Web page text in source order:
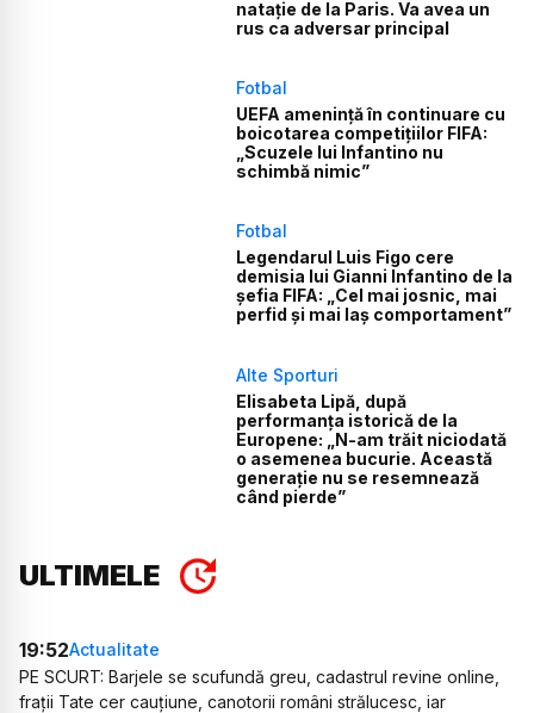
natație de la Paris. Va avea un
rus ca adversar principal
Fotbal
UEFA amenință în continuare cu
boicotarea competițiilor FIFA:
„Scuzele lui Infantino nu
schimbă nimic”
Fotbal
Legendarul Luis Figo cere
demisia lui Gianni Infantino de la
șefia FIFA: „Cel mai josnic, mai
perfid și mai laș comportament”
Alte Sporturi
Elisabeta Lipă, după
performanța istorică de la
Europene: „N-am trăit niciodată
o asemenea bucurie. Această
generație nu se resemnează
când pierde”
ULTIMELE
19:52Actualitate
PE SCURT: Barjele se scufundă greu, cadastrul revine online,
frații Tate cer cauțiune, canotorii români strălucesc, iar